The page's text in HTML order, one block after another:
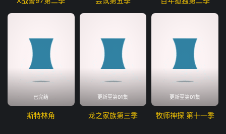
已完结
斯特林角
更新至第01集
龙之家族第三季
更新至第01集
牧师神探 第十一季